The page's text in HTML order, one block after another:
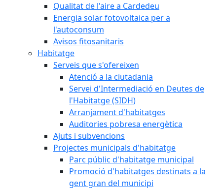
Qualitat de l'aire a Cardedeu
Energia solar fotovoltaica per a
l'autoconsum
Avisos fitosanitaris
Habitatge
Serveis que s'ofereixen
Atenció a la ciutadania
Servei d'Intermediació en Deutes de
l'Habitatge (SIDH)
Arranjament d'habitatges
Auditories pobresa energètica
Ajuts i subvencions
Projectes municipals d'habitatge
Parc públic d'habitatge municipal
Promoció d'habitatges destinats a la
gent gran del municipi